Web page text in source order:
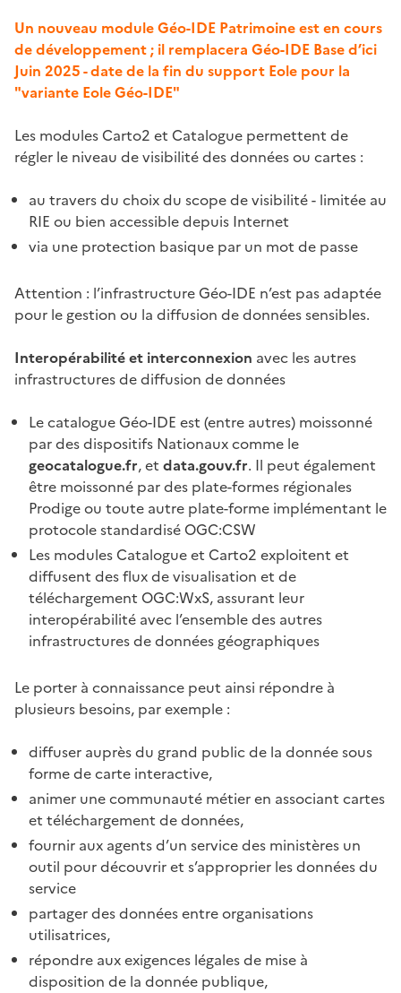
Un nouveau moduleGéo-IDE Patrimoineest en cours
de développement ; il remplacera Géo-IDE Base d’ici
Juin 2025 - date de la fin du support Eole pour la
"variante Eole Géo-IDE"
Les modules Carto2 et Catalogue permettent de
régler le niveau de visibilité des données ou cartes :
au travers du choix du scope de visibilité - limitée au
RIE ou bien accessible depuis Internet
via une protection basique par un mot de passe
Attention : l’infrastructure Géo-IDE n’est pas adaptée
pour le gestion ou la diffusion de données sensibles.
Interopérabilité et interconnexion avec les autres
infrastructures de diffusion de données
Le catalogue Géo-IDE est (entre autres) moissonné
par des dispositifs Nationaux comme le
geocatalogue.fr, et data.gouv.fr. Il peut également
être moissonné par des plate-formes régionales
Prodige ou toute autre plate-forme implémentant le
protocole standardisé OGC:CSW
Les modules Catalogue et Carto2 exploitent et
diffusent des flux de visualisation et de
téléchargement OGC:WxS, assurant leur
interopérabilité avec l’ensemble des autres
infrastructures de données géographiques
Le porter à connaissance peut ainsi répondre à
plusieurs besoins, par exemple :
diffuser auprès du grand public de la donnée sous
forme de carte interactive,
animer une communauté métier en associant cartes
et téléchargement de données,
fournir aux agents d’un service des ministères un
outil pour découvrir et s’approprier les données du
service
partager des données entre organisations
utilisatrices,
répondre aux exigences légales de mise à
disposition de la donnée publique,